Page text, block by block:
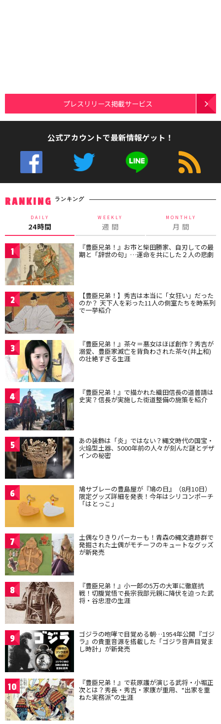
プレスリリース掲載サービス
公式アカウントで最新情報ゲット！
RANKING ランキング
DAILY
24時間
WEEKLY
週 間
MONTHLY
月 間
1 『豊臣兄弟！』お市と柴田勝家、自刃しての最
期と「辞世の句」…運命を共にした２人の悲劇
2 【豊臣兄弟！】秀吉は本当に「女狂い」だった
のか？ 天下人を彩った11人の側室たちを時系列
で一挙紹介
3 『豊臣兄弟！』茶々＝悪女はほぼ創作？秀吉が
溺愛、豊臣家滅亡を背負わされた茶々(井上和)
の壮絶すぎる生涯
4 『豊臣兄弟！』で描かれた織田信長の道普請は
史実？信長が実施した街道整備の施策を紹介
5 あの装飾は「炎」ではない？縄文時代の国宝・
火焔型土器、5000年前の人々が刻んだ謎とデザ
インの秘密
6 鳩サブレーの豊島屋が『鳩の日』（8月10日）
限定グッズ詳細を発表！今年はシリコンポーチ
「はとっこ」
7 土偶なりきりパーカーも！青森の縄文遺跡群で
発掘された土偶がモチーフのキュートなグッズ
が新発売
8 『豊臣兄弟！』小一郎の5万の大軍に徹底抗
戦！切腹覚悟で長宗我部元親に降伏を迫った武
将・谷忠澄の生涯
9 ゴジラの咆哮で目覚める朝…1954年公開『ゴジ
ラ』の貴重音源を搭載した「ゴジラ音声目覚ま
し時計」が新発売
10 『豊臣兄弟！』で萩原護が演じる武将・小堀正
次とは？秀長・秀吉・家康が重用、“出家を重
ねた実務派”の生涯